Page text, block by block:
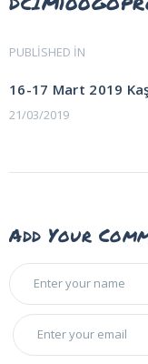
Yazı
gezinmesi
PUBLISHED IN
16-17 Mart 2019
21/03/2019
Add Your